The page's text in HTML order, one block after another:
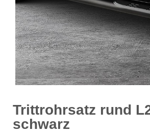
Trittrohrsatz rund
schwarz